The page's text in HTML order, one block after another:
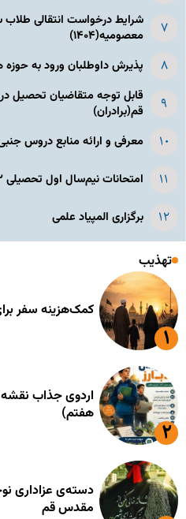
شرایط درخواست انتقالی
معصومیه(۱۴۰۴)
پذیرش داوطلبان ورود به حوزه های
قابل توجه متقاضیان تحصیل
قم(برادران)
معرفی و ارائه منابع دروس
امتحانات نیم‌سال اول تحصیلی ۱۴۰۲-۱۴۰۱
برگزاری المپیاد علمی
تهذیب
کمک‌هزینه سفر
اردوی جذاب
هفتم)
دسته‌ی عزاداری
مقدس قم